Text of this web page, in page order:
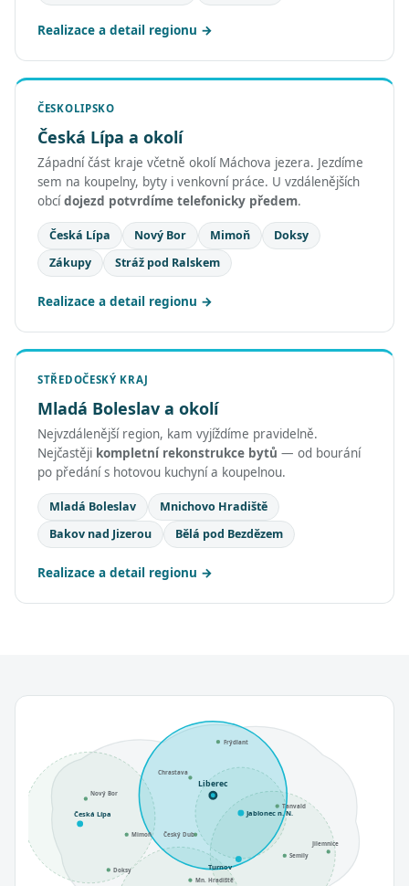
Realizace a detail regionu
ČESKOLIPSKO
Česká Lípa a okolí
Západní část kraje včetně okolí Máchova jezera. Jezdíme
sem na koupelny, byty i venkovní práce. U vzdálenějších
obcídojezd potvrdíme telefonicky předem.
Česká Lípa Nový Bor Mimoň
Doksy
Zákupy
Stráž pod Ralskem
Realizace a detail regionu
STŘEDOČESKÝ KRAJ
Mladá Boleslav a okolí
Nejvzdálenější region, kam vyjíždíme pravidelně.
Nejčastěji kompletní rekonstrukce bytů — od bourání
po předání s hotovou kuchyní a koupelnou.
Mladá Boleslav
Mnichovo Hradiště
Bakov nad Jizerou
Bělá pod Bezdězem
Realizace a detail regionu
Liberec
Jablonec n. N.
Turnov
Česká Lípa
Chrastava
Frýdlant
Tanvald
Semily
Jilemnice
Nový Bor
Mimoň
Doksy
Mn. Hradiště
Český Dub